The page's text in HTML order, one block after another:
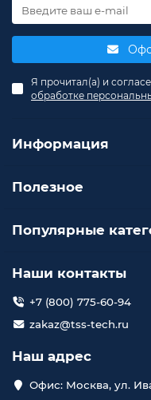
Я прочитал(а) и
обработке
Информация
Полезное
Популярные
Наши контакты
+7 (800) 775-60-94
zakaz@tss-tech.ru
Наш адрес
Офис: Москва, ул.